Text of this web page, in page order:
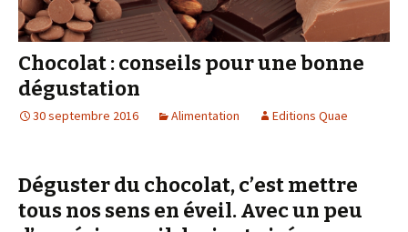
Chocolat : conseils pour une bonne
dégustation
30 septembre 2016 Alimentation Editions Quae
Déguster du chocolat, c’est mettre
tous nos sens en éveil. Avec un peu